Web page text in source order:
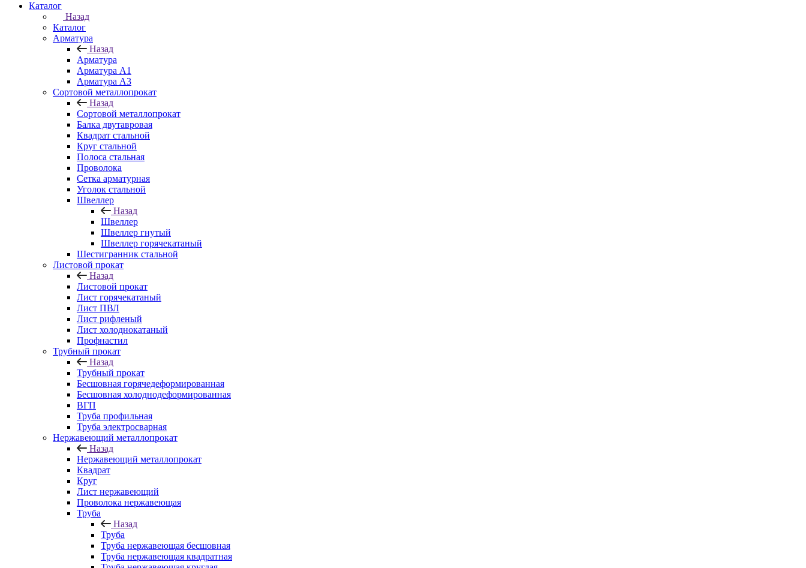
Каталог
Назад
Каталог
Арматура
Назад
Арматура
Арматура A1
Арматура А3
Сортовой металлопрокат
Назад
Сортовой металлопрокат
Балка двутавровая
Квадрат стальной
Круг стальной
Полоса стальная
Проволока
Сетка арматурная
Уголок стальной
Швеллер
Назад
Швеллер
Швеллер гнутый
Швеллер горячекатаный
Шестигранник стальной
Листовой прокат
Назад
Листовой прокат
Лист горячекатаный
Лист ПВЛ
Лист рифленый
Лист холоднокатаный
Профнастил
Трубный прокат
Назад
Трубный прокат
Бесшовная горячедеформированная
Бесшовная холоднодеформированная
ВГП
Труба профильная
Труба электросварная
Нержавеющий металлопрокат
Назад
Нержавеющий металлопрокат
Квадрат
Круг
Лист нержавеющий
Проволока нержавеющая
Труба
Назад
Труба
Труба нержавеющая бесшовная
Труба нержавеющая квадратная